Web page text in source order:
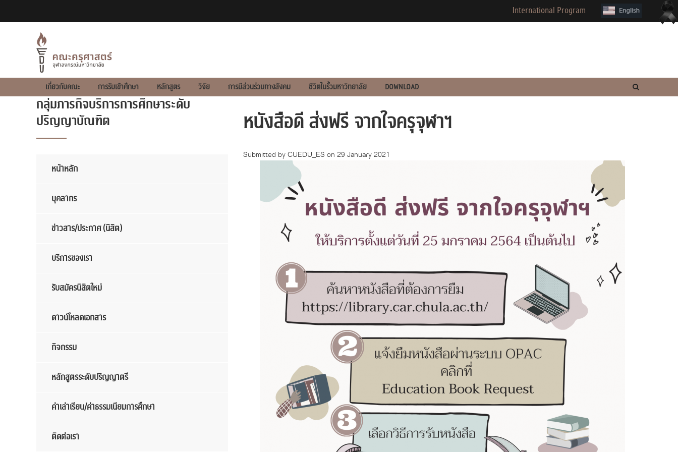
International Program
Main
navigation
2021
เกี่ยวกับคณะ การรับเข้าศึกษา หลักสูตร วิจัย การมีส่วนร่วมทางสังคม ชีวิตในรั้วมหาวิทยาลัย DOWNLOAD
หนังสือดี ส่งฟรี จากใจครุจุฬาฯ
Submitted byCUEDU_ESon 29 January 2021
กลุ่มภารกิจบริการการศึกษาระดับ
ปริญญาบัณฑิต
หน้าหลัก
บุคลากร
ข่าวสาร/ประกาศ (นิสิต)
บริการของเรา
รับสมัครนิสิตใหม่
ดาวน์โหลดเอกสาร
กิจกรรม
หลักสูตรระดับปริญญาตรี
ค่าเล่าเรียน/ค่าธรรมเนียมการศึกษา
ติดต่อเรา